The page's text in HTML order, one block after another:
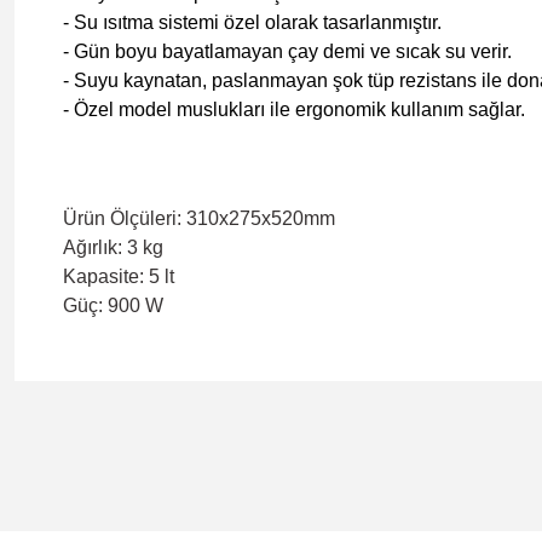
- Su ısıtma sistemi özel olarak tasarlanmıştır.
- Gün boyu bayatlamayan çay demi ve sıcak su verir.
- Suyu kaynatan, paslanmayan şok tüp rezistans ile
- Özel model muslukları ile ergonomik kullanım sağlar.
Ürün Ölçüleri: 310x275x520mm
Ağırlık: 3 kg
Kapasite: 5 lt
Güç: 900 W